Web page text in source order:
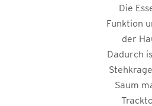
Die
Funktion
der
Dadurch
Saum